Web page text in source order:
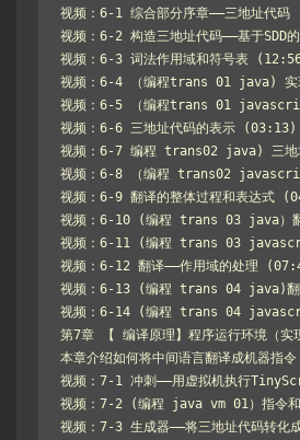
视频：6-1 综合部分序章——三地址代
视频：6-2 构造三地址代码——基于
视频：6-3 词法作用域和符号表
视频：6-4 （编程trans 01 java) 实
视频：6-5 （编程trans 01
视频：6-6 三地址代码的表示 (03:13)
视频：6-7 编程 trans02 java) 三地
视频：6-8 （编程 trans02
视频：6-9 翻译的整体过程和表达式
视频：6-10 (编程 trans 03 java）
视频：6-11 (编程 trans 03
视频：6-12 翻译——作用域的处理
视频：6-13 (编程 trans 04 java)翻
视频：6-14 (编程 trans 04
第7章 【 编译原理】程序运行环境（
本章介绍如何将中间语言翻译成机器指
视频：7-1 冲刺——用虚拟机执行
视频：7-2 (编程 java vm 01）指令
视频：7-3 生成器——将三地址代码转